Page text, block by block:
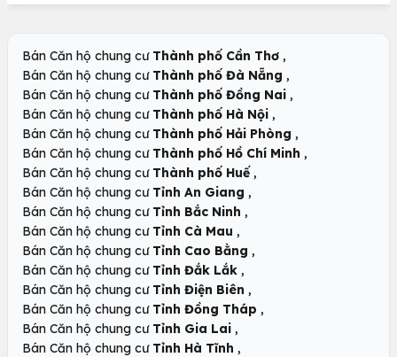
Bán Căn hộ chung cư Thành phố Cần Thơ ,
Bán Căn hộ chung cư Thành phố Đà Nẵng ,
Bán Căn hộ chung cư Thành phố Đồng Nai ,
Bán Căn hộ chung cư Thành phố Hà Nội ,
Bán Căn hộ chung cư Thành phố Hải Phòng ,
Bán Căn hộ chung cư Thành phố Hồ Chí Minh ,
Bán Căn hộ chung cư Thành phố Huế ,
Bán Căn hộ chung cư Tỉnh An Giang ,
Bán Căn hộ chung cư Tỉnh Bắc Ninh ,
Bán Căn hộ chung cư Tỉnh Cà Mau ,
Bán Căn hộ chung cư Tỉnh Cao Bằng ,
Bán Căn hộ chung cư Tỉnh Đắk Lắk ,
Bán Căn hộ chung cư Tỉnh Điện Biên ,
Bán Căn hộ chung cư Tỉnh Đồng Tháp ,
Bán Căn hộ chung cư Tỉnh Gia Lai ,
Bán Căn hộ chung cư Tỉnh Hà Tĩnh ,